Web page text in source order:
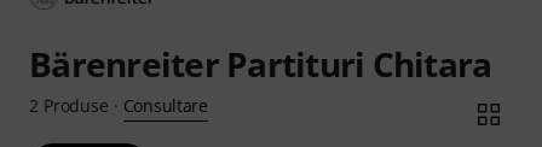
Bärenreiter Partituri Chitara
2 Produse · Consultare